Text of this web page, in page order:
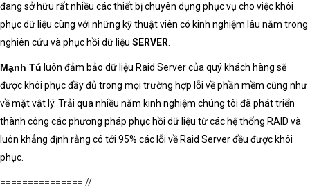
đang sở hữu rất nhiều các thiết bị chuyên dụng phục vụ cho việc khôi
phục dữ liệu cùng với những kỹ thuật viên có kinh nghiệm lâu năm trong
nghiên cứu và phục hồi dữ liệu SERVER.
Mạnh Tú luôn đảm bảo dữ liệu Raid Servercủa quý khách hàng sẽ
được khôi phục đầy đủ trong mọi trường hợp lỗi về phần mềm cũng như
về mặt vật lý. Trải qua nhiều năm kinh nghiệm chúng tôi đã phát triển
thành công các phương pháp phục hồi dữ liệu từ các hệ thống RAID và
luôn khẳng định rằng có tới 95% các lỗi về Raid Serverđều được khôi
phục.
=============== //